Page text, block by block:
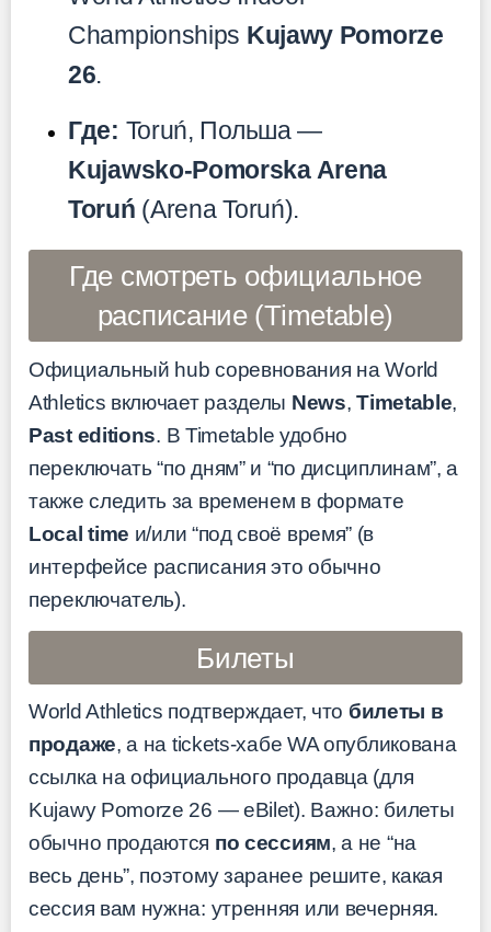
Championships Kujawy Pomorze
26.
Где: Toruń, Польша —
Kujawsko-Pomorska Arena
Toruń (Arena Toruń).
Где смотреть официальное
расписание (Timetable)
Официальный hub соревнования на World
Athletics включает разделы News,Timetable,
Past editions. В Timetable удобно
переключать “по дням” и “по дисциплинам”, а
также следить за временем в формате
Local time и/или “под своё время” (в
интерфейсе расписания это обычно
переключатель).
Билеты
World Athletics подтверждает, что билеты в
продаже, а на tickets-хабе WA опубликована
ссылка на официального продавца (для
Kujawy Pomorze 26 — eBilet). Важно: билеты
обычно продаются по сессиям, а не “на
весь день”, поэтому заранее решите, какая
сессия вам нужна: утренняя или вечерняя.